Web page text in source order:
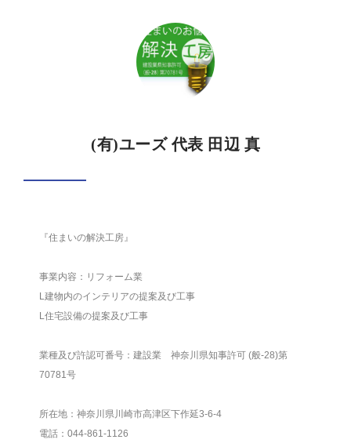
(有)ユーズ 代表 田辺 真
『住まいの解決工房』
事業内容：リフォーム業
L建物内のインテリアの提案及び工事
L住宅設備の提案及び工事
業種及び許認可番号：建設業 神奈川県知事許可 (般-28)第
70781号
所在地：神奈川県川崎市高津区下作延3-6-4
電話：044-861-1126